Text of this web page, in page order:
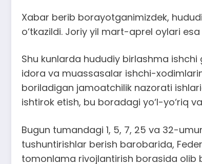
Xabar berib borayotganimizdek,
o‘tkazildi. Joriy yil mart-aprel oylari
Shu kunlarda hududiy birlashma
idora va muassasalar ishchi-
boriladigan jamoatchilik nazorati
ishtirok etish, bu boradagi yo‘l-yo‘riq
Bugun tumandagi 1, 5, 7, 25 va 32-
tushuntirishlar berish barobarida,
tomonlama rivojlantirish borasida olib